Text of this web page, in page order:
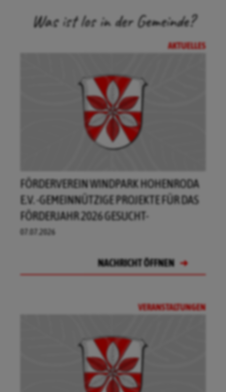
Was ist los in der Gemeinde?
AKTUELLES
FÖRDERVEREIN WINDPARK HOHENRODA
E.V. -GEMEINNÜTZIGE PROJEKTE FÜR DAS
FÖRDERJAHR 2026 GESUCHT-
07.07.2026
NACHRICHT ÖFFNEN
VERANSTALTUNGEN
NACHRICHT ÖFFNEN
NACHRICHT ÖFFNEN
NACHRICHT ÖFFNEN